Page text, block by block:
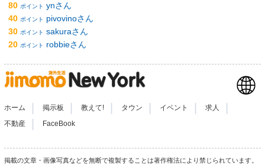
80 ポイント ynさん
40 ポイント
pivovinoさん
30 ポイント sakuraさん
20 ポイント robbieさん
ホーム 掲示板 教えて! タウン イベント 求人
不動産 FaceBook
掲載の文章・画像写真などを無断で複製することは著作権法により禁じられています。